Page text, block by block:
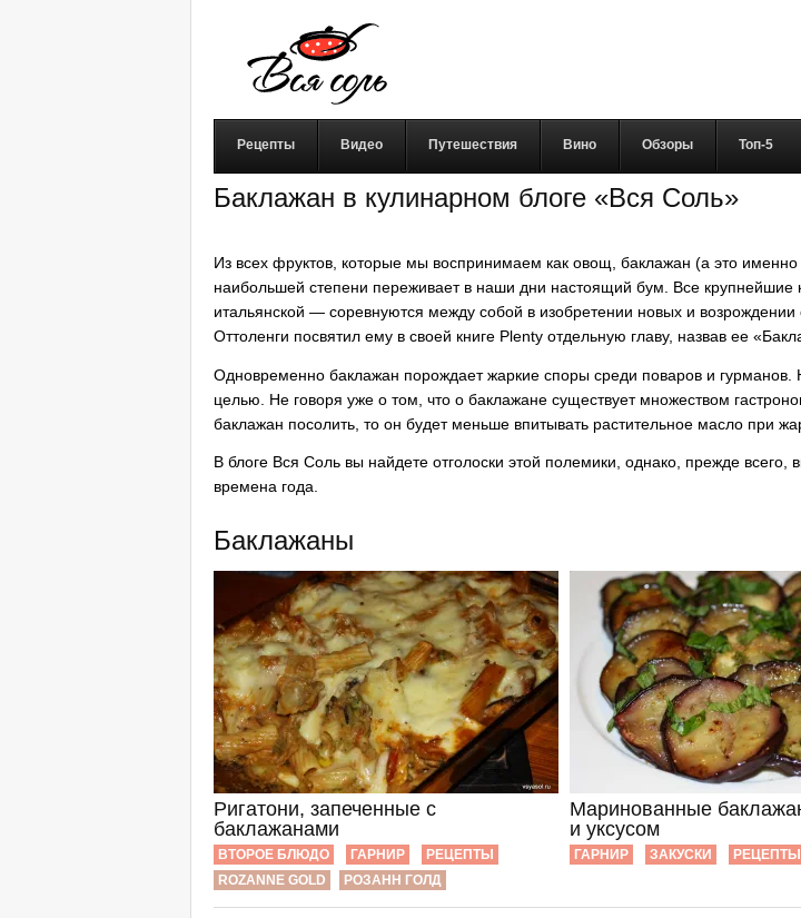
Рецепты Видео Путешествия Вино Обзоры Топ-5
Баклажан в кулинарном блоге «Вся Соль»
Из всех фруктов, которые мы воспринимаем как овощ, баклажан (а это
наибольшей степени переживает в наши дни настоящий бум. Все крупнейшие
итальянской — соревнуются между собой в изобретении новых и
Оттоленги посвятил ему в своей книге Plenty отдельную главу, назвав ее
Одновременно баклажан порождает жаркие споры среди поваров и гурманов.
целью. Не говоря уже о том, что о баклажане существует множеством
баклажан посолить, то он будет меньше впитывать растительное масло при
В блоге Вся Соль вы найдете отголоски этой полемики, однако, прежде
времена года.
Баклажаны
Ригатони, запеченные с
баклажанами
ВТОРОЕ БЛЮДО ГАРНИР
РЕЦЕПТЫ
ROZANNE GOLD
РОЗАНН ГОЛД
Маринованные
и уксусом
ГАРНИР ЗАКУСКИ РЕЦЕПТЫ